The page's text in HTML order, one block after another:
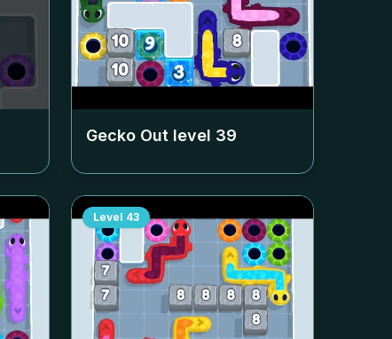
Gecko Out level 39
Level 43